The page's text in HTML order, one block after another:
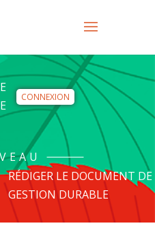
CONNEXION
RÉDIGER LE DOCUMENT DE
GESTION DURABLE